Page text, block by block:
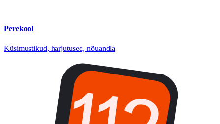
Perekool
Küsimustikud, harjutused, nõuandla